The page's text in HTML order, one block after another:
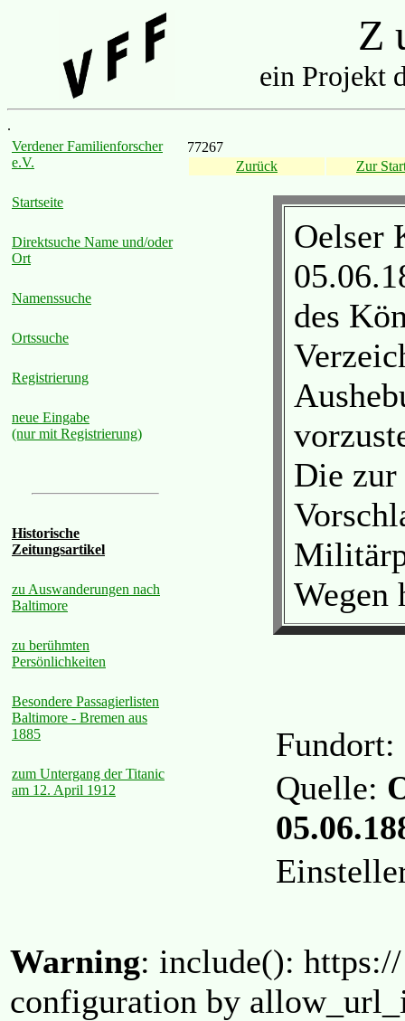
Z
ein Projekt
.
Verdener Familienforscher
e.V.
Startseite
Direktsuche Name und/oder
Ort
Namenssuche
Ortssuche
Registrierung
neue Eingabe
(nur mit Registrierung)
Historische
Zeitungsartikel
zu Auswanderungen nach
Baltimore
zu berühmten
Persönlichkeiten
Besondere Passagierlisten
Baltimore - Bremen aus
1885
zum Untergang der Titanic
am 12. April 1912
77267
Zurück
Zur
Oelser
des
Die zur
Wegen
Fundort:
Quelle:
Warning: include():
configuration by